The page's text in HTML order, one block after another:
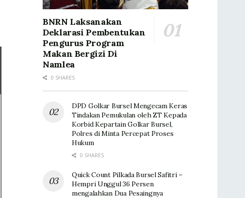
BNRN Laksanakan
Deklarasi Pembentukan
Pengurus Program
Makan Bergizi Di
Namlea
0 SHARES
DPD Golkar Bursel Mengecam Keras
Tindakan Pemukulan oleh ZT Kepada
Korbid Kepartain Golkar Bursel,
Polres di Minta Percepat Proses
Hukum
0 SHARES
Quick Count Pilkada Bursel Safitri –
Hempri Unggul 36 Persen
mengalahkan Dua Pesaingnya